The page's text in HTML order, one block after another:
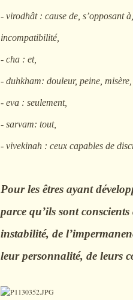
- virodhât : cause de, s’opposant
incompatibilité,
- cha : et,
- duhkham: douleur, peine, misère,
- eva : seulement,
- sarvam: tout,
- vivekinah : ceux capables de
Pour les êtres ayant
parce qu’ils sont
instabilité, de
leur personnalité, de leurs